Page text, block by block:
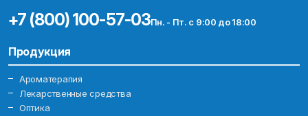
+7 (800) 100-57-03Пн. - Пт. с 9:00 до 18:00
Продукция
Ароматерапия
Лекарственные средства
Оптика